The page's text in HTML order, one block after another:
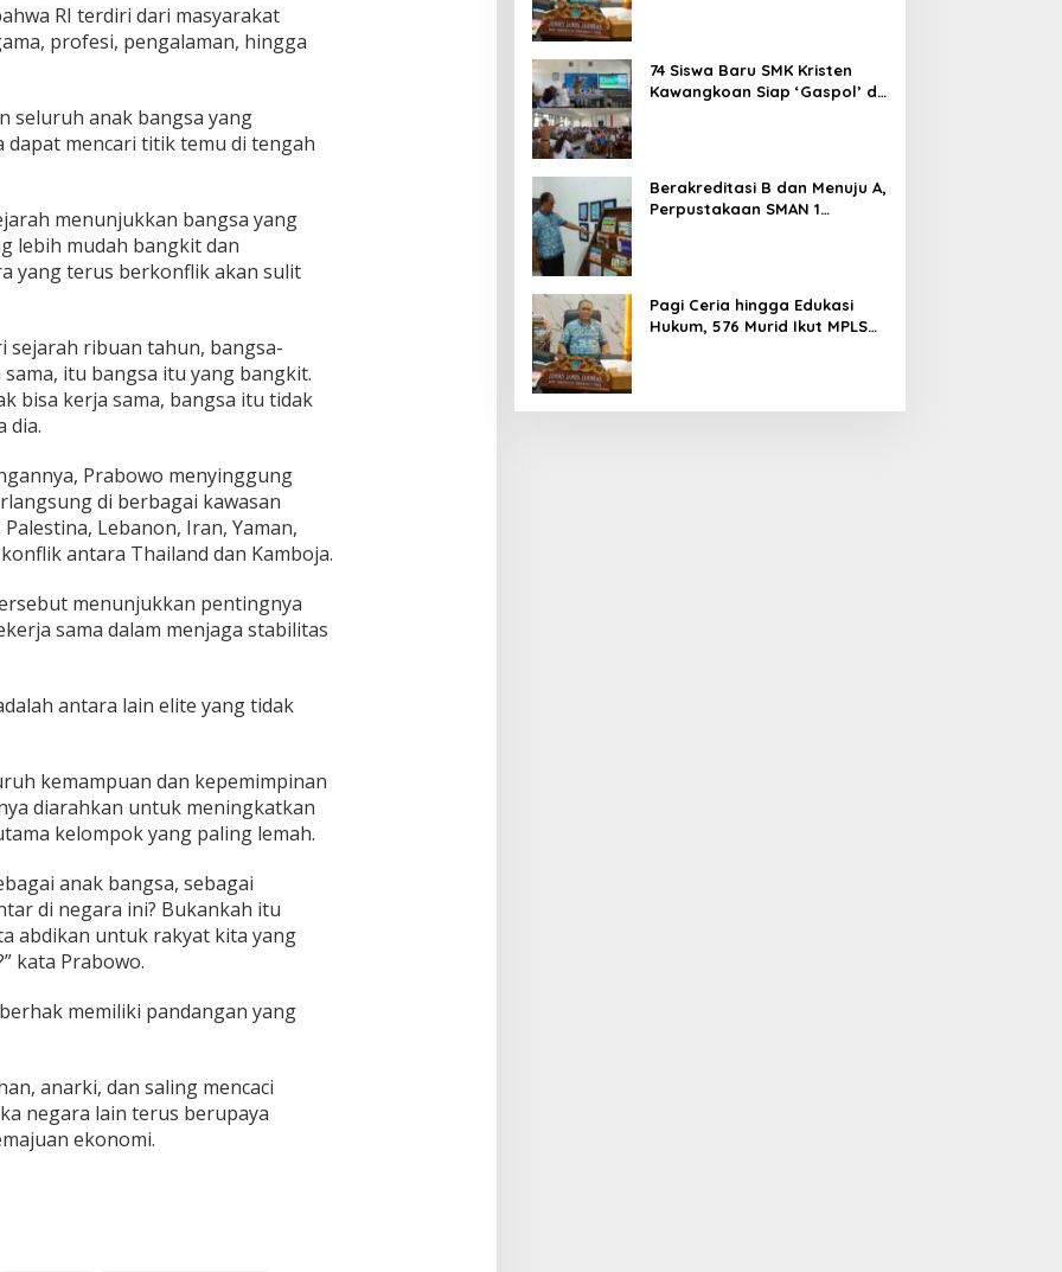
RI terdiri dari masyarakat
profesi, pengalaman, hingga
seluruh anak bangsa yang
dapat mencari titik temu di tengah
menunjukkan bangsa yang
lebih mudah bangkit dan
yang terus berkonflik akan sulit
sejarah ribuan tahun, bangsa-
itu bangsa itu yang bangkit.
bisa kerja sama, bangsa itu tidak
dia.
Prabowo menyinggung
di berbagai kawasan
Lebanon, Iran, Yaman,
antara Thailand dan Kamboja.
menunjukkan pentingnya
sama dalam menjaga stabilitas
antara lain elite yang tidak
kemampuan dan kepemimpinan
diarahkan untuk meningkatkan
kelompok yang paling lemah.
anak bangsa, sebagai
di negara ini? Bukankah itu
abdikan untuk rakyat kita yang
kata Prabowo.
memiliki pandangan yang
anarki, dan saling mencaci
negara lain terus berupaya
ekonomi.
74 Siswa Baru SMK Kristen
Kawangkoan Siap ‘Gaspol’ di
Berakreditasi B dan Menuju A,
Perpustakaan SMAN 1
Pagi Ceria hingga Edukasi
Hukum, 576 Murid Ikut MPLS